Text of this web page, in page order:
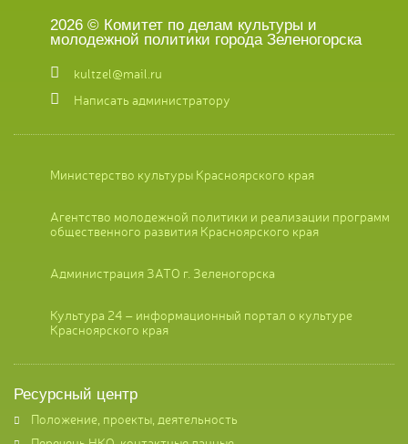
2026 © Комитет по делам культуры и
молодежной политики города Зеленогорска
kultzel@mail.ru
Написать администратору
Министерство культуры Красноярского края
Агентство молодежной политики и реализации программ
общественного развития Красноярского края
Администрация ЗАТО г. Зеленогорска
Культура 24 – информационный портал о культуре
Красноярского края
Ресурсный центр
Положение, проекты, деятельность